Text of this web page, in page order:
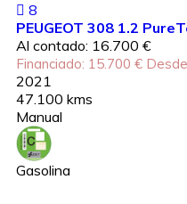
8
PEUGEOT 308 1.2
Al contado: 16.700 €
Financiado: 15.700 €
2021
47.100 kms
Manual
Gasolina